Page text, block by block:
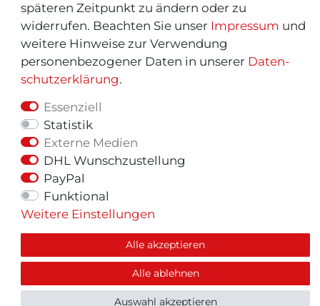
späteren Zeitpunkt zu ändern oder zu
widerrufen. Beachten Sie unser Impressum und
weitere Hinweise zur Verwendung
personenbezogener Daten in unserer Daten­
schutz­erklärung.
Essenziell
Statistik
Externe Medien
DHL Wunschzustellung
PayPal
Funktional
Weitere Einstellungen
Alle akzeptieren
Alle ablehnen
Auswahl akzeptieren
© Copyright 2026 | Alle Rechte vorbehalten.